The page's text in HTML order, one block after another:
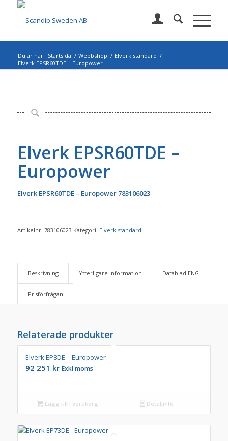
Du är här: Startsida / Webbshop / Elverk standard /
Elverk EPSR60TDE – Europower
Elverk EPSR60TDE –
Europower
Elverk EPSR60TDE – Europower 783106023
Artikelnr: 783106023 Kategori: Elverk standard
Beskrivning Ytterligare information Datablad ENG
Prisförfrågan
Relaterade produkter
Elverk EP8DE – Europower
92 251 kr Exkl moms
Lägg till i varukorg Detaljinfo